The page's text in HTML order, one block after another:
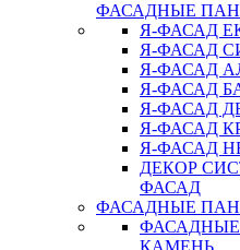
ФАСАДНЫЕ
Я-ФАСАД
Я-ФАСАД
Я-ФАСАД
Я-ФАСАД
Я-ФАСАД
Я-ФАСАД
Я-ФАСАД
ДЕКОР
ФАСАД
ФАСАДНЫЕ
КАМЕНЬ